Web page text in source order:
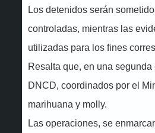
Los detenidos serán
controladas, mientras las
utilizadas para los fines
Resalta que, en una
DNCD, coordinados por el
marihuana y molly.
Las operaciones, se